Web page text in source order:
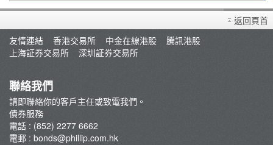
債券主頁
美國國債：低門檻高流通 可作融資抵押
買賣流程
常見問題
債券孳息率計算機
債券融資抽新股(IPO)：債息照收 新股照抽
返回頁首
友情連結
香港交易所 中金在線港股
騰訊港股
上海証券交易所
深圳証券交易所
聯絡我們
請即聯絡你的客戶主任或致電我們。
債券服務
電話 : (852) 2277 6662
電郵 : bonds@phillip.com.hk